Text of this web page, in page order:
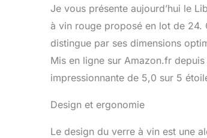
Je vous présente aujourd’hui le
à vin rouge proposé en lot de 24.
distingue par ses dimensions
Mis en ligne sur Amazon.fr
impressionnante de 5,0 sur 5
Design et ergonomie
Le design du verre à vin est une